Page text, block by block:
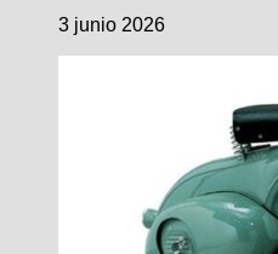
3 junio 2026